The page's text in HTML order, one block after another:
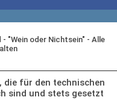
"Wein oder Nichtsein" - Alle
die für den technischen
sind und stets gesetzt